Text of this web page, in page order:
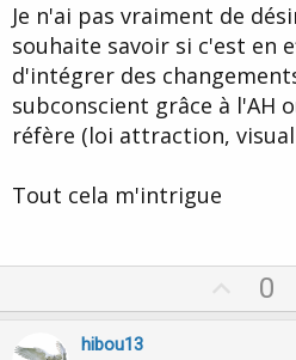
Je n'ai pas vraiment de
souhaite savoir si c'est en
d'intégrer des
subconscient grâce à l'AH
réfère (loi attraction,
Tout cela m'intrigue
p
0
hibou13